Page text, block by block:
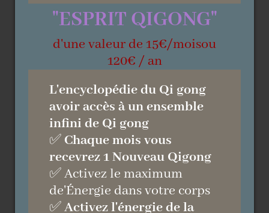
"ESPRIT QIGONG"
d'une valeur de 15€/moisou
120€ / an
L'encyclopédie du Qi gong
avoir accès à un ensemble
infini de Qi gong
✅ Chaque mois vous
recevrez 1 Nouveau Qigong
✅ Activez le maximum
de'Énergie dans votre corps
✅Activez l'énergie de la